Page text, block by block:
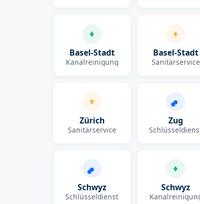
Basel-Stadt
Kanalreinigung
Basel-Stadt
Sanitärservice
Zürich
Sanitärservice
Zug
Schwyz
Schlüsseldienst
Schwyz